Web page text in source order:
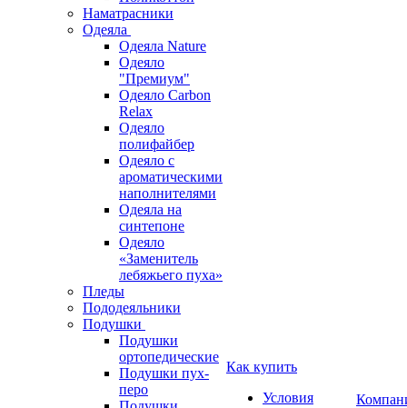
Наматрасники
Одеяла
Одеяла Nature
Одеяло
"Премиум"
Одеяло Carbon
Relax
Одеяло
полифайбер
Одеяло с
ароматическими
наполнителями
Одеяла на
синтепоне
Одеяло
«Заменитель
лебяжьего пуха»
Пледы
Пододеяльники
Подушки
Подушки
ортопедические
Подушки пух-
перо
Как купить
Условия